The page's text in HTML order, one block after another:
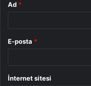
Ad *
E-posta *
İnternet sitesi